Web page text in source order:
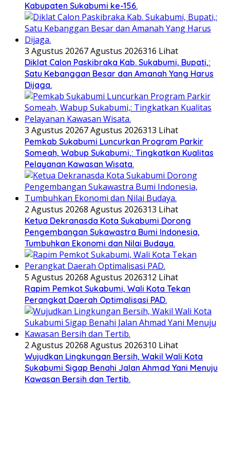
Kabupaten Sukabumi ke-156.
3 Agustus 20267 Agustus 2026316 Lihat
Diklat Calon Paskibraka Kab. Sukabumi, Bupati,:
Satu Kebanggan Besar dan Amanah Yang Harus
Dijaga.
3 Agustus 20267 Agustus 2026313 Lihat
Pemkab Sukabumi Luncurkan Program Parkir
Someah, Wabup Sukabumi,: Tingkatkan Kualitas
Pelayanan Kawasan Wisata.
2 Agustus 20268 Agustus 2026313 Lihat
Ketua Dekranasda Kota Sukabumi Dorong
Pengembangan Sukawastra Bumi Indonesia,
Tumbuhkan Ekonomi dan Nilai Budaya.
5 Agustus 20268 Agustus 2026312 Lihat
Rapim Pemkot Sukabumi, Wali Kota Tekan
Perangkat Daerah Optimalisasi PAD.
2 Agustus 20268 Agustus 2026310 Lihat
Wujudkan Lingkungan Bersih, Wakil Wali Kota
Sukabumi Sigap Benahi Jalan Ahmad Yani Menuju
Kawasan Bersih dan Tertib.